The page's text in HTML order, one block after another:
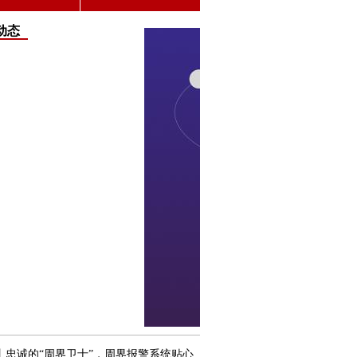
态
忠诚的“周界卫士”，周界报警系统贴心